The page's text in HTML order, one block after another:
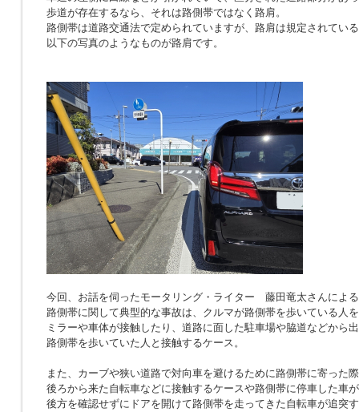
歩道が存在するなら、それは路側帯ではなく路肩。
路側帯は道路交通法で定められていますが、路肩は規定されてい
以下の写真のようなものが路肩です。
今回、お話を伺ったモータリング・ライター 藤田竜太さんによ
路側帯に関して典型的な事故は、クルマが路側帯を歩いている人
ミラーや車体が接触したり、道路に面した駐車場や脇道などから
路側帯を歩いていた人と接触するケース。
また、カーブや狭い道路で対向車を避けるために路側帯に寄った
後ろから来た自転車などに接触するケースや路側帯に停車した車
後方を確認せずにドアを開けて路側帯を走ってきた自転車が追突